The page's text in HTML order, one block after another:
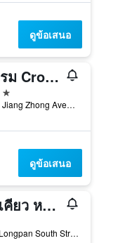
ดูข้อเสนอ
โรงแรม Crowne Plaza Nanchang Riverside บาย IHG
266 Yan Jiang Zhong Avenue, หนานชาง, จีน
ดูข้อเสนอ
เมอร์เคียว หนานฉาง ซูนัค
No 978 Longpan South Street, หนานชาง, จีน